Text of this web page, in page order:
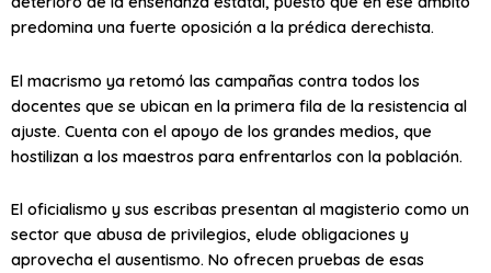
predomina una fuerte oposición a la prédica derechista.
El macrismo ya retomó las campañas contra todos los
docentes que se ubican en la primera fila de la resistencia al
ajuste. Cuenta con el apoyo de los grandes medios, que
hostilizan a los maestros para enfrentarlos con la población.
El oficialismo y sus escribas presentan al magisterio como un
sector que abusa de privilegios, elude obligaciones y
aprovecha el ausentismo. No ofrecen pruebas de esas